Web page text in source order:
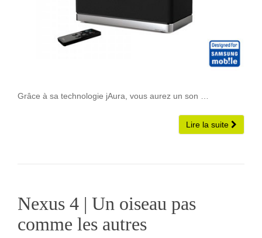
Grâce à sa technologie jAura, vous aurez un son …
Lire la suite
Nexus 4 | Un oiseau pas
comme les autres